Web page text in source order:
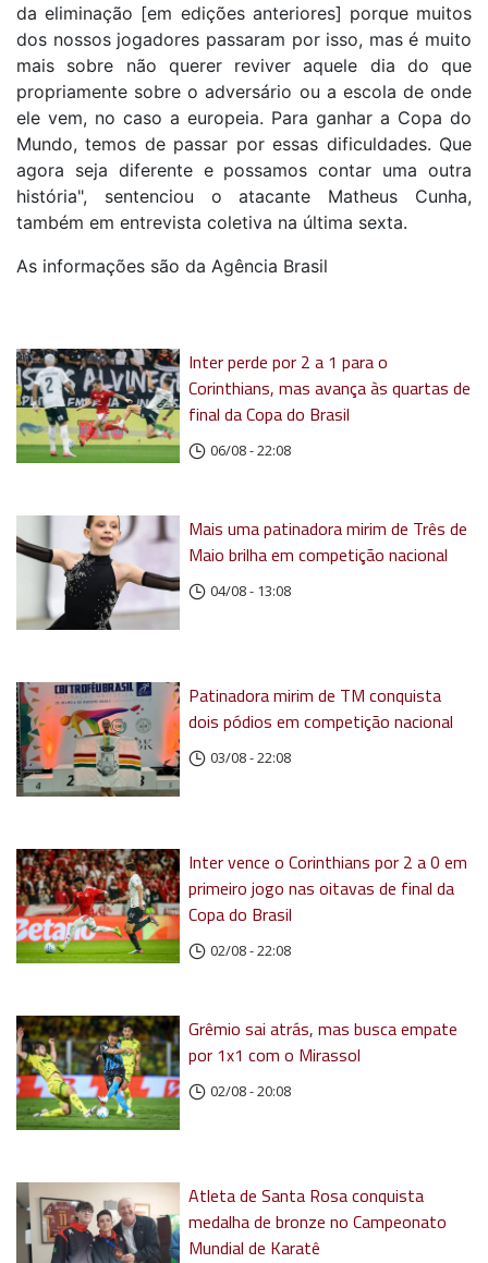
da eliminação [em edições anteriores] porque muitos
dos nossos jogadores passaram por isso, mas é muito
mais sobre não querer reviver aquele dia do que
propriamente sobre o adversário ou a escola de onde
ele vem, no caso a europeia. Para ganhar a Copa do
Mundo, temos de passar por essas dificuldades. Que
agora seja diferente e possamos contar uma outra
história", sentenciou o atacante Matheus Cunha,
também em entrevista coletiva na última sexta.
As informações são da Agência Brasil
Inter perde por 2 a 1 para o
Corinthians, mas avança às quartas de
final da Copa do Brasil
06/08 - 22:08
Mais uma patinadora mirim de Três de
Maio brilha em competição nacional
04/08 - 13:08
Patinadora mirim de TM conquista
dois pódios em competição nacional
03/08 - 22:08
Inter vence o Corinthians por 2 a 0 em
primeiro jogo nas oitavas de final da
Copa do Brasil
02/08 - 22:08
Grêmio sai atrás, mas busca empate
por 1x1 com o Mirassol
02/08 - 20:08
Atleta de Santa Rosa conquista
medalha de bronze no Campeonato
Mundial de Karatê